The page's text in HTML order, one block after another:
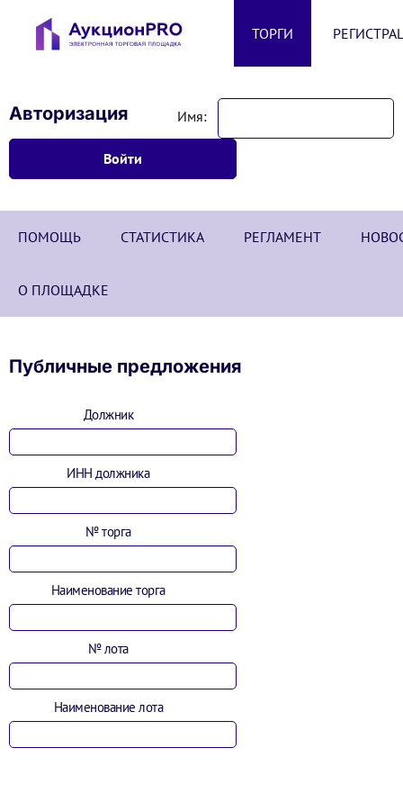
ТОРГИ
Авторизация Имя:
ПОМОЩЬ СТАТИСТИКА РЕГЛАМЕНТ
О ПЛОЩАДКЕ
Публичные предложения
Должник
ИНН должника
№ торга
Наименование торга
№ лота
Наименование лота